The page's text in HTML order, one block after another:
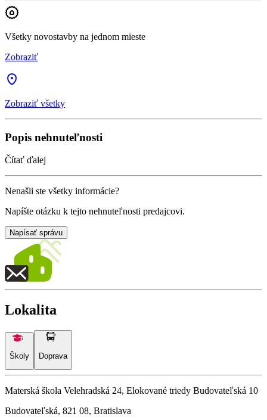
Všetky novostavby na jednom mieste
Zobraziť
Zobraziť všetky
Popis nehnuteľnosti
Čítať ďalej
Nenašli ste všetky informácie?
Napíšte otázku k tejto nehnuteľnosti predajcovi.
Napísať správu
Lokalita
Školy Doprava
Materská škola Velehradská 24, Elokované triedy Budovateľská 10
Budovateľská, 821 08, Bratislava